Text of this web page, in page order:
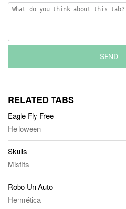
SEND
RELATED TABS
Eagle Fly Free
Helloween
Skulls
Misfits
Robo Un Auto
Hermética